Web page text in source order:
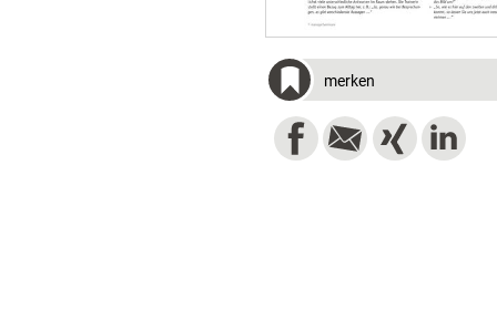
merken